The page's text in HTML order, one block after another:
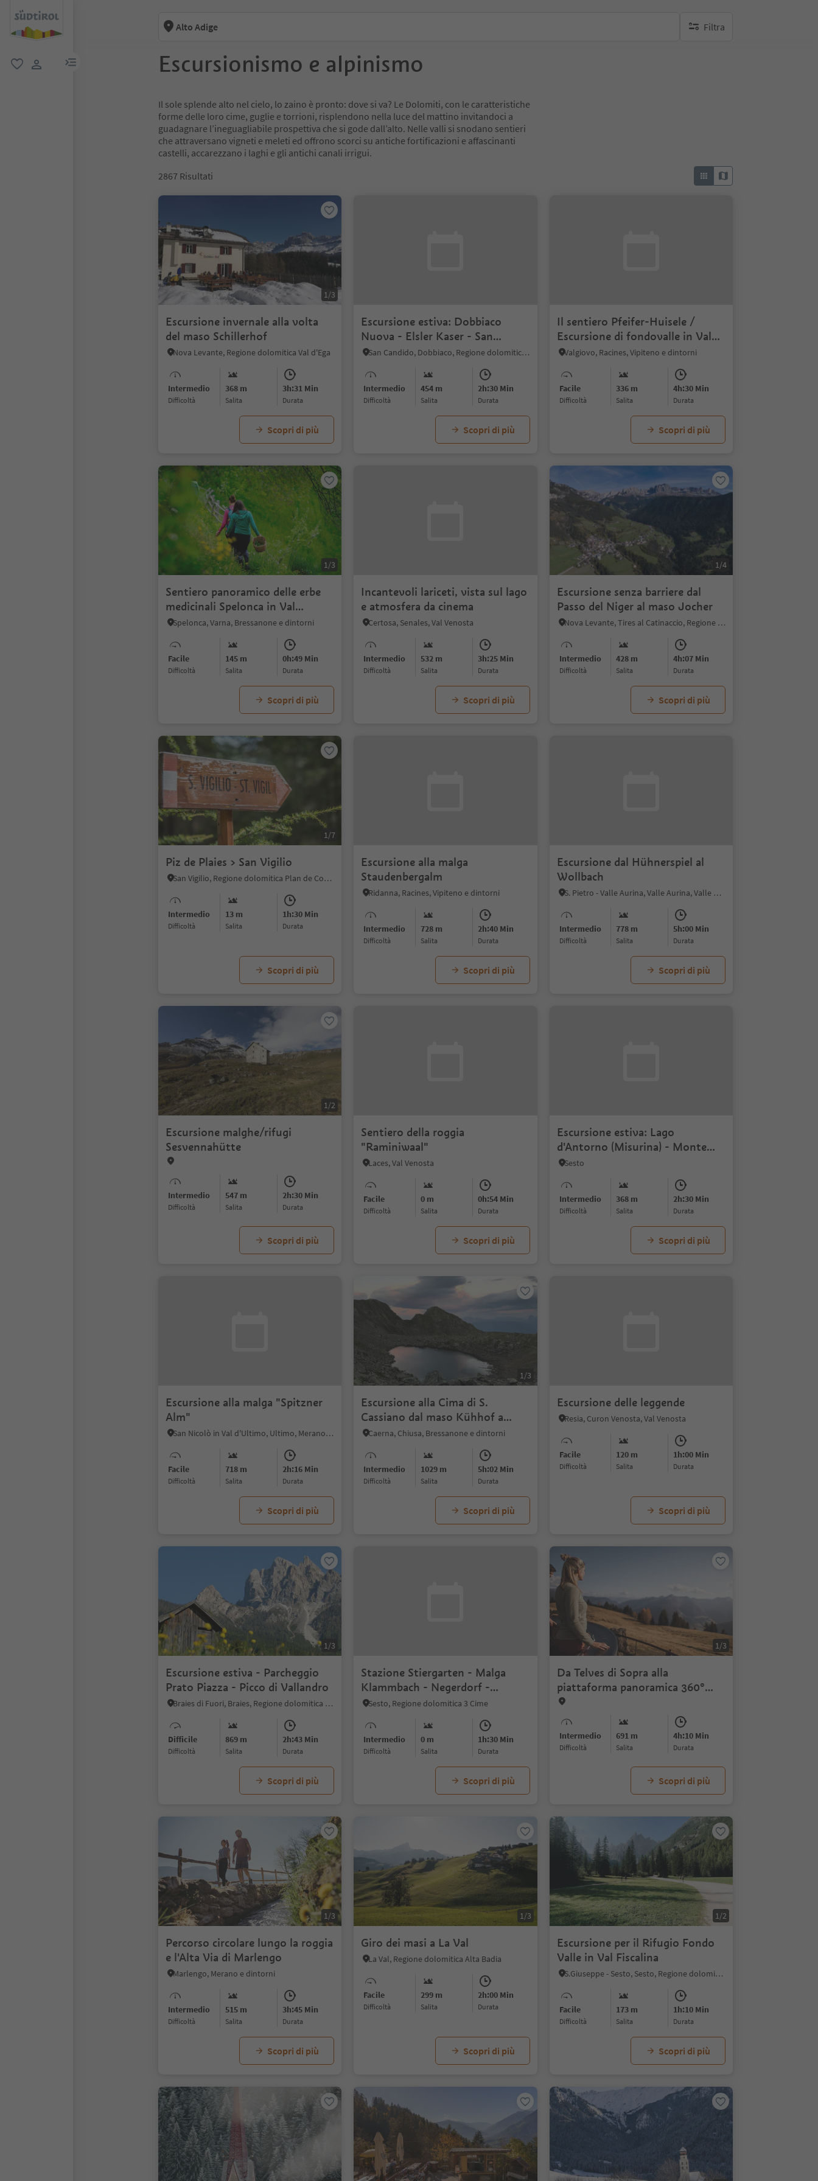
menu link
Alto Adige Filtra
nessun filtro attivo
Escursionismo e alpinismo
Il sole splende alto nel cielo, lo zaino è pronto: dove si va? Le Dolomiti, con le caratteristiche
forme delle loro cime, guglie e torrioni, risplendono nella luce del mattino invitandoci a
guadagnare l’ineguagliabile prospettiva che si gode dall’alto. Nelle valli si snodano sentieri
che attraversano vigneti e meleti ed offrono scorci su antiche fortificazioni e affascinanti
castelli, accarezzano i laghi e gli antichi canali irrigui.
2867 Risultati
1/3
Escursione invernale alla volta
del maso Schillerhof
Nova Levante, Regione dolomitica Val d'Ega
Intermedio
Difficoltà
368 m
Salita
3h:31 Min
durata
Scopri di più
Escursione estiva: Dobbiaco
Nuova - Elsler Kaser - San
Candido
San Candido, Dobbiaco, Regione dolomitica 3 Cime
Intermedio
Difficoltà
454 m
Salita
2h:30 Min
durata
Scopri di più
Il sentiero Pfeifer-Huisele /
Escursione di fondovalle in Val
Racines
Valgiovo, Racines, Vipiteno e dintorni
Facile
Difficoltà
336 m
Salita
4h:30 Min
durata
Scopri di più
1/3
Sentiero panoramico delle erbe
medicinali Spelonca in Val
Scaleres
Spelonca, Varna, Bressanone e dintorni
Facile
Difficoltà
145 m
Salita
0h:49 Min
durata
Scopri di più
Incantevoli lariceti, vista sul lago
e atmosfera da cinema
Certosa, Senales, Val Venosta
Intermedio
Difficoltà
532 m
Salita
3h:25 Min
durata
Scopri di più
1/4
Escursione senza barriere dal
Passo del Niger al maso Jocher
Nova Levante, Tires al Catinaccio, Regione dolomitica Alpe di Siusi
Intermedio
Difficoltà
428 m
Salita
4h:07 Min
durata
Scopri di più
1/7
Piz de Plaies > San Vigilio
San Vigilio, Regione dolomitica Plan de Corones
Intermedio
Difficoltà
13 m
Salita
1h:30 Min
durata
Scopri di più
Escursione alla malga
Staudenbergalm
Ridanna, Racines, Vipiteno e dintorni
Intermedio
Difficoltà
728 m
Salita
2h:40 Min
durata
Scopri di più
Escursione dal Hühnerspiel al
Wollbach
S. Pietro - Valle Aurina, Valle Aurina, Valle Aurina
Intermedio
Difficoltà
778 m
Salita
5h:00 Min
durata
Scopri di più
1/2
Escursione malghe/rifugi
Sesvennahütte
Intermedio
Difficoltà
547 m
Salita
2h:30 Min
durata
Scopri di più
Sentiero della roggia
"Raminiwaal"
Laces, Val Venosta
Facile
Difficoltà
0 m
Salita
0h:54 Min
durata
Scopri di più
Escursione estiva: Lago
d'Antorno (Misurina) - Monte
Piano
Sesto
Intermedio
Difficoltà
368 m
Salita
2h:30 Min
durata
Scopri di più
Escursione alla malga "Spitzner
Alm"
San Nicolò in Val d'Ultimo, Ultimo, Merano e dintorni
Facile
Difficoltà
718 m
Salita
2h:16 Min
durata
Scopri di più
1/3
Escursione alla Cima di S.
Cassiano dal maso Kühhof a
Lazfons
Caerna, Chiusa, Bressanone e dintorni
Intermedio
Difficoltà
1029 m
Salita
5h:02 Min
durata
Scopri di più
Escursione delle leggende
Resia, Curon Venosta, Val Venosta
Facile
Difficoltà
120 m
Salita
1h:00 Min
durata
Scopri di più
1/3
Escursione estiva - Parcheggio
Prato Piazza - Picco di Vallandro
Braies di Fuori, Braies, Regione dolomitica 3 Cime
Difficile
Difficoltà
869 m
Salita
2h:43 Min
durata
Scopri di più
Stazione Stiergarten - Malga
Klammbach - Negerdorf -
Rifugio Pendio Monte Elmo -
Sesto, Regione dolomitica 3 Cime
Intermedio
Difficoltà
0 m
Salita
1h:30 Min
durata
Scopri di più
1/3
Da Telves di Sopra alla
piattaforma panoramica 360°
Telferberg
Intermedio
Difficoltà
691 m
Salita
4h:10 Min
durata
Scopri di più
1/3
Percorso circolare lungo la roggia
e l'Alta Via di Marlengo
Marlengo, Merano e dintorni
Intermedio
Difficoltà
515 m
Salita
3h:45 Min
durata
Scopri di più
1/3
Giro dei masi a La Val
La Val, Regione dolomitica Alta Badia
Facile
Difficoltà
299 m
Salita
2h:00 Min
durata
Scopri di più
1/2
Escursione per il Rifugio Fondo
Valle in Val Fiscalina
S.Giuseppe - Sesto, Sesto, Regione dolomitica 3 Cime
Facile
Difficoltà
173 m
Salita
1h:10 Min
durata
Scopri di più